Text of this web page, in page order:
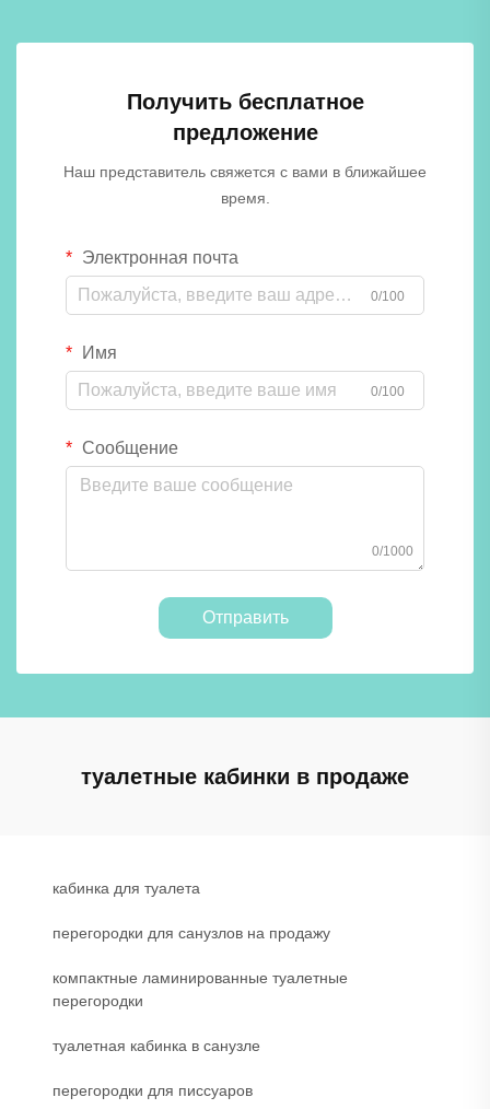
Получить бесплатное
предложение
Наш представитель свяжется с вами в ближайшее
время.
Электронная почта
0/100
Имя
0/100
Сообщение
0/1000
Отправить
туалетные кабинки в продаже
кабинка для туалета
перегородки для санузлов на продажу
компактные ламинированные туалетные
перегородки
туалетная кабинка в санузле
перегородки для писсуаров